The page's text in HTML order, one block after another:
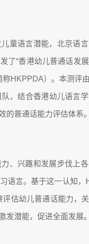
童语言潜能，北京语
了“香港幼儿普通话发
HKPPDA）。本测评
，结合香港幼儿语言
的普通话能力评估体系。
、兴趣和发展步伐上
语言。基于这一认知，
估幼儿普通话能力，
发潜能，促进全面发展。